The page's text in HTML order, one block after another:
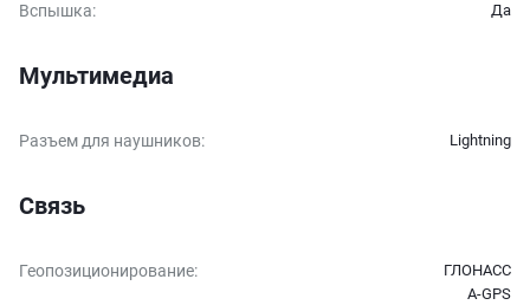
Вспышка: Да
Мультимедиа
Разъем для наушников: Lightning
Связь
Геопозиционирование:
ГЛОНАСС
A-GPS